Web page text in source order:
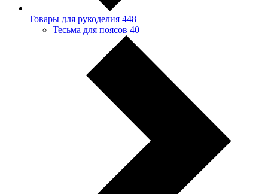
Товары для рукоделия 448
Тесьма для поясов 40